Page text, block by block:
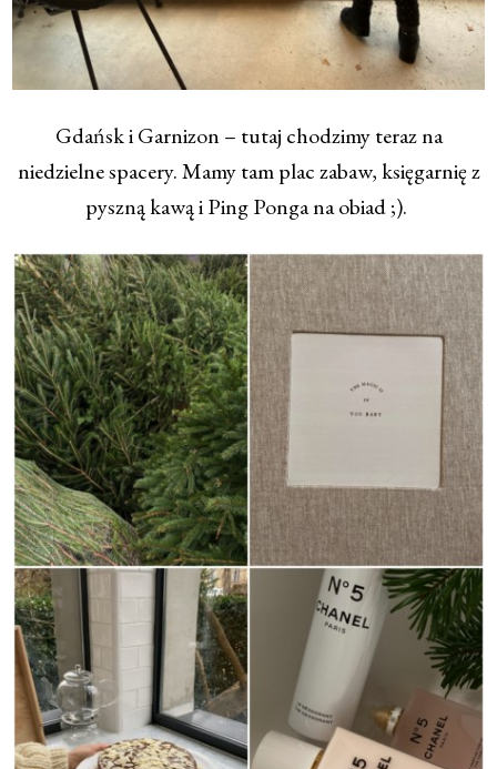
Gdańsk i Garnizon – tutaj chodzimy teraz na
niedzielne spacery. Mamy tam plac zabaw, księgarnię z
pyszną kawą i Ping Ponga na obiad ;).